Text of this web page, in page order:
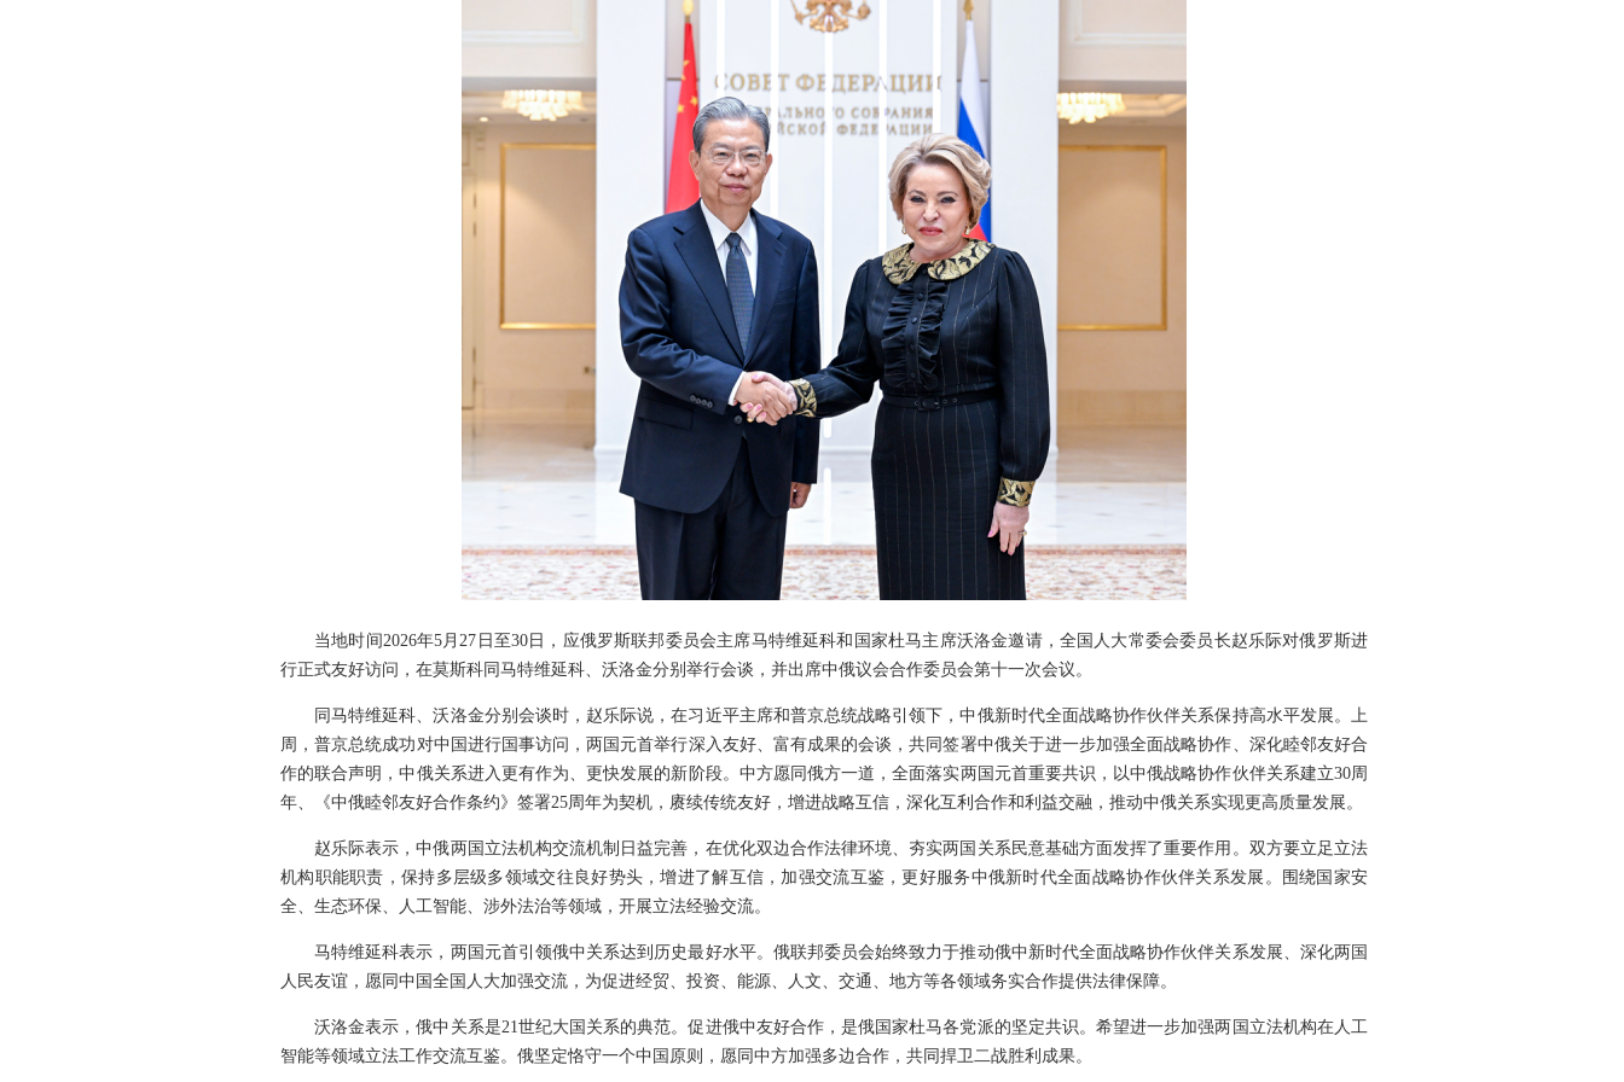
当地时间2026年5月27日至30日，应俄罗斯联邦委员会主席马特维延科和国家杜马主席沃洛金邀请，全国人大常委会委员长赵乐际对俄罗斯进
行正式友好访问，在莫斯科同马特维延科、沃洛金分别举行会谈，并出席中俄议会合作委员会第十一次会议。
同马特维延科、沃洛金分别会谈时，赵乐际说，在习近平主席和普京总统战略引领下，中俄新时代全面战略协作伙伴关系保持高水平发展。上
周，普京总统成功对中国进行国事访问，两国元首举行深入友好、富有成果的会谈，共同签署中俄关于进一步加强全面战略协作、深化睦邻友好合
作的联合声明，中俄关系进入更有作为、更快发展的新阶段。中方愿同俄方一道，全面落实两国元首重要共识，以中俄战略协作伙伴关系建立30周
年、《中俄睦邻友好合作条约》签署25周年为契机，赓续传统友好，增进战略互信，深化互利合作和利益交融，推动中俄关系实现更高质量发展。
赵乐际表示，中俄两国立法机构交流机制日益完善，在优化双边合作法律环境、夯实两国关系民意基础方面发挥了重要作用。双方要立足立法
机构职能职责，保持多层级多领域交往良好势头，增进了解互信，加强交流互鉴，更好服务中俄新时代全面战略协作伙伴关系发展。围绕国家安
全、生态环保、人工智能、涉外法治等领域，开展立法经验交流。
马特维延科表示，两国元首引领俄中关系达到历史最好水平。俄联邦委员会始终致力于推动俄中新时代全面战略协作伙伴关系发展、深化两国
人民友谊，愿同中国全国人大加强交流，为促进经贸、投资、能源、人文、交通、地方等各领域务实合作提供法律保障。
沃洛金表示，俄中关系是21世纪大国关系的典范。促进俄中友好合作，是俄国家杜马各党派的坚定共识。希望进一步加强两国立法机构在人工
智能等领域立法工作交流互鉴。俄坚定恪守一个中国原则，愿同中方加强多边合作，共同捍卫二战胜利成果。